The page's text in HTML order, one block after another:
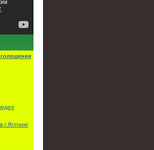
г.Яготине